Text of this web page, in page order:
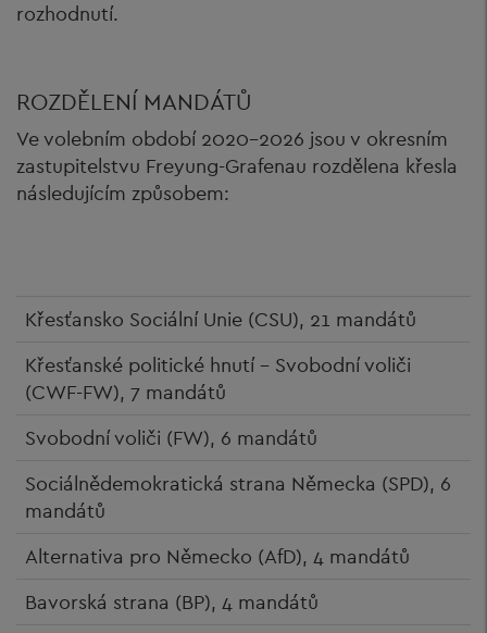
rozhodnutí.
ROZDĚLENÍ MANDÁTŮ
Ve volebním období 2020-2026 jsou v okresním
zastupitelstvu Freyung-Grafenau rozdělena křesla
následujícím způsobem:
Křesťansko Sociální Unie (CSU), 21 mandátů
Křesťanské politické hnutí – Svobodní voliči
(CWF-FW), 7 mandátů
Svobodní voliči (FW), 6 mandátů
Sociálnědemokratická strana Německa (SPD), 6
mandátů
Alternativa pro Německo (AfD), 4 mandátů
Bavorská strana (BP), 4 mandátů